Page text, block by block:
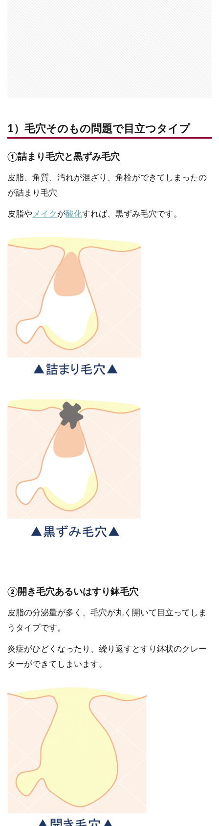
1）毛穴そのもの問題で目立つタイプ
①詰まり毛穴と黒ずみ毛穴
皮脂、角質、汚れが混ざり、角栓ができてしまったの
が詰まり毛穴
皮脂や メイク が酸化すれば、黒ずみ毛穴です。
②開き毛穴あるいはすり鉢毛穴
皮脂の分泌量が多く、毛穴が丸く開いて目立ってしま
うタイプです。
炎症がひどくなったり、繰り返すとすり鉢状のクレー
ターができてしまいます。